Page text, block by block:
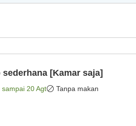
[Kamar saja]
sampai 20 Agt Tanpa makan